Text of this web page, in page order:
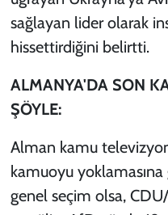
sağlayan lider olarak
hissettirdiğini belirtti.
ALMANYA'DA SON
ŞÖYLE:
Alman kamu
kamuoyu
genel seçim olsa,